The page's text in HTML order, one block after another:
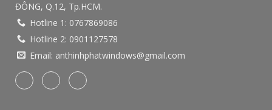
ĐÔNG, Q.12, Tp.HCM.
Hotline 1: 0767869086
Hotline 2: 0901127578
Email: anthinhphatwindows@gmail.com